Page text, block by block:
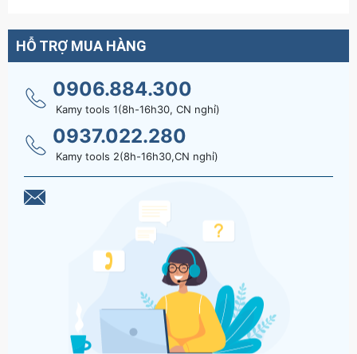
Hãy liên hệ với kamytools để biết thêm thông
lỗ cao cấp
HỖ TRỢ MUA HÀNG
0906.884.300
Kamy tools 1(8h-16h30, CN nghỉ)
0937.022.280
Kamy tools 2(8h-16h30,CN nghỉ)